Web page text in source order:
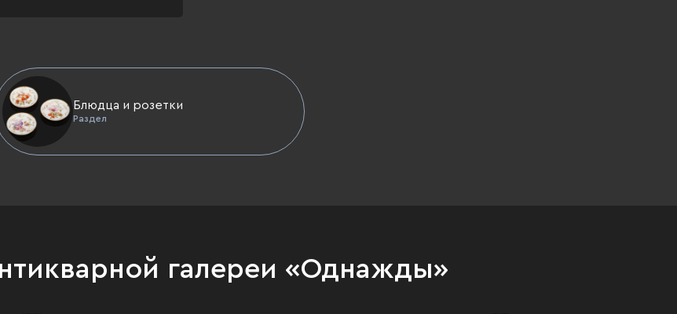
Блюдца и розетки
Раздел
галереи «Однажды»